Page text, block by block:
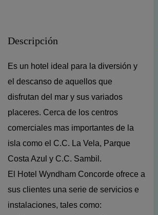
Descripción
Es un hotel ideal para la diversión y
el descanso de aquellos que
disfrutan del mar y sus variados
placeres. Cerca de los centros
comerciales mas importantes de la
isla como el C.C. La Vela, Parque
Costa Azul y C.C. Sambil.
El Hotel Wyndham Concorde ofrece a
sus clientes una serie de servicios e
instalaciones, tales como: